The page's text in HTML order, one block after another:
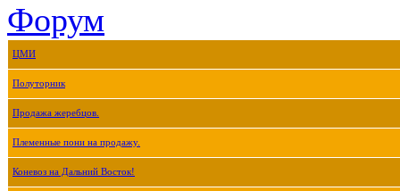
Форум
ЦМИ
Полуторник
Продажа жеребцов.
Племенные пони на продажу.
Коневоз на Дальний Восток!